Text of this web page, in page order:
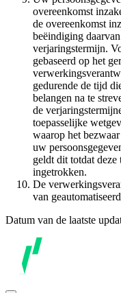
overeenkomst
de overeenkomst
beëindiging
verjaringstermijn.
gebaseerd op het
gedurende de tijd
belangen na te
de
toepasselijke
waarop het
uw
geldt dit totdat
ingetrokken.
De
van
Datum van de laatste